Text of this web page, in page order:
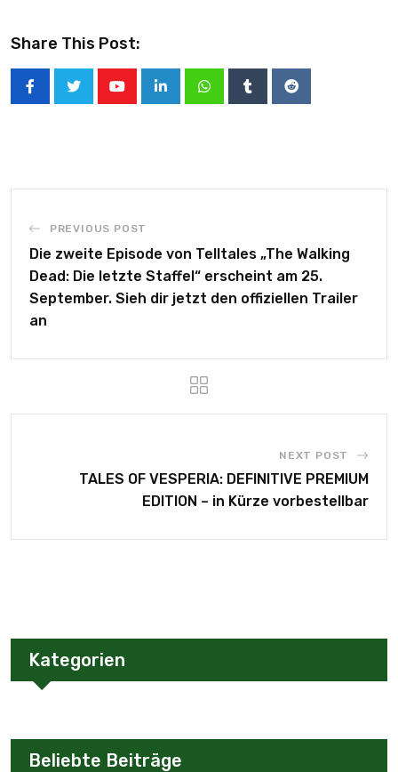
Share This Post:
PREVIOUS POST
Die zweite Episode von Telltales „The Walking
Dead: Die letzte Staffel“ erscheint am 25.
September. Sieh dir jetzt den offiziellen Trailer
an
NEXT POST
TALES OF VESPERIA: DEFINITIVE PREMIUM
EDITION – in Kürze vorbestellbar
Kategorien
Beliebte Beiträge